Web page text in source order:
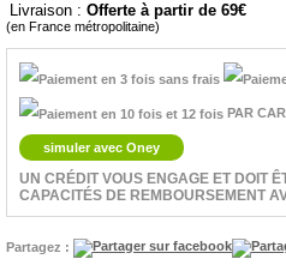
Livraison : Offerte à partir de 69
(en France métropolitaine)
PAR
simuler avec Oney
UN CRÉDIT VOUS ENGAGE ET DOIT
CAPACITÉS DE REMBOURSEMENT
Partagez :